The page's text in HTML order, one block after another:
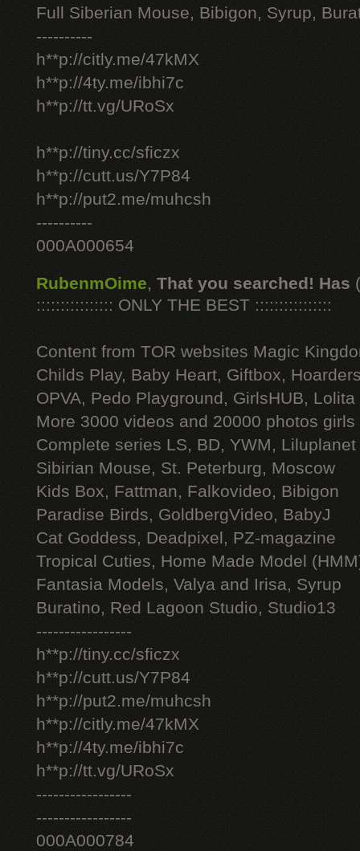
Full Siberian Mouse, Bibigon, Syrup,
----------
h**p://citly.me/47kMX
h**p://4ty.me/ibhi7c
h**p://tt.vg/URoSx
h**p://tiny.cc/sficzx
h**p://cutt.us/Y7P84
h**p://put2.me/muhcsh
----------
000A000654
RubenmOime, That you searched! Has
:::::::::::::::: ONLY THE BEST ::::::::::::::::
Content from TOR websites Magic
Childs Play, Baby Heart, Giftbox,
OPVA, Pedo Playground, GirlsHUB, Lolita
More 3000 videos and 20000 photos
Complete series LS, BD, YWM, Liluplanet
Sibirian Mouse, St. Peterburg, Moscow
Kids Box, Fattman, Falkovideo, Bibigon
Paradise Birds, GoldbergVideo, BabyJ
Cat Goddess, Deadpixel, PZ-magazine
Tropical Cuties, Home Made Model
Fantasia Models, Valya and Irisa, Syrup
Buratino, Red Lagoon Studio, Studio13
-----------------
h**p://tiny.cc/sficzx
h**p://cutt.us/Y7P84
h**p://put2.me/muhcsh
h**p://citly.me/47kMX
h**p://4ty.me/ibhi7c
h**p://tt.vg/URoSx
-----------------
-----------------
000A000784